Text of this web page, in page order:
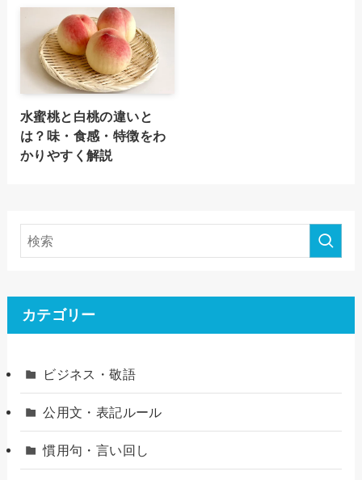
水蜜桃と白桃の違いと
は？味・食感・特徴をわ
かりやすく解説
カテゴリー
ビジネス・敬語
公用文・表記ルール
慣用句・言い回し